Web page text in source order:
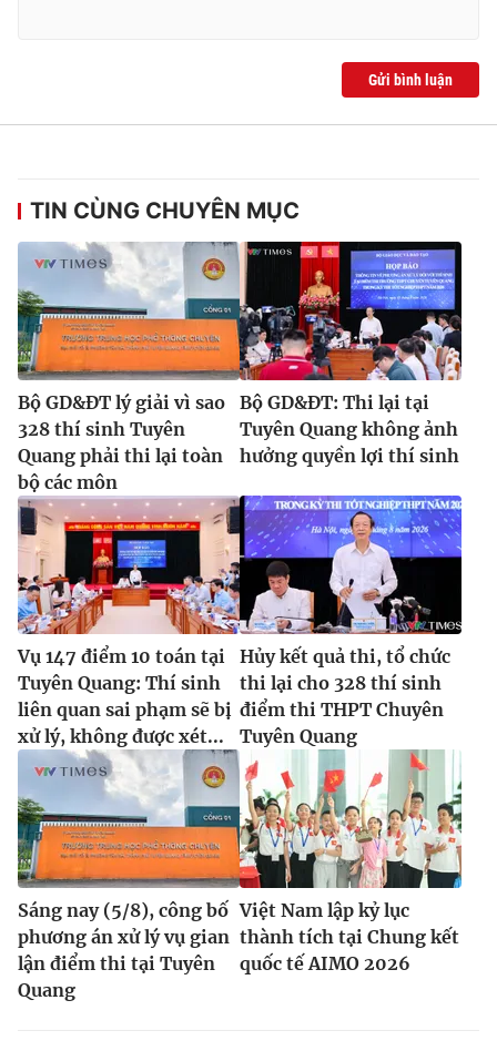
Gửi bình luận
TIN CÙNG CHUYÊN MỤC
Bộ GD&ĐT lý giải vì sao
328 thí sinh Tuyên
Quang phải thi lại toàn
bộ các môn
Bộ GD&ĐT: Thi lại tại
Tuyên Quang không ảnh
hưởng quyền lợi thí sinh
Vụ 147 điểm 10 toán tại
Tuyên Quang: Thí sinh
liên quan sai phạm sẽ bị
xử lý, không được xét...
Hủy kết quả thi, tổ chức
thi lại cho 328 thí sinh
điểm thi THPT Chuyên
Tuyên Quang
Sáng nay (5/8), công bố
phương án xử lý vụ gian
lận điểm thi tại Tuyên
Quang
Việt Nam lập kỷ lục
thành tích tại Chung kết
quốc tế AIMO 2026